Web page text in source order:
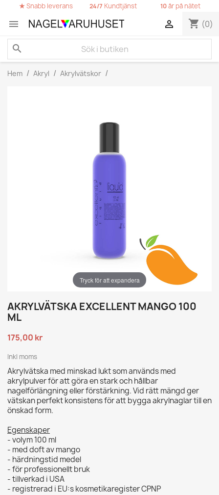
★Snabb leverans 24/7 Kundtjänst 10år på nätet
 shopping_cart (0)

search
Hem Akryl Akrylvätskor
Tryck för att expandera
AKRYLVÄTSKA EXCELLENT MANGO 100
ML
175,00 kr
Inkl moms
Akrylvätska med minskad lukt som används med
akrylpulver för att göra en stark och hållbar
nagelförlängning eller förstärkning. Vid rätt mängd ger
vätskan perfekt konsistens för att bygga akrylnaglar till en
önskad form.
Egenskaper
- volym 100 ml
- med doft av mango
- härdningstid medel
- för professionellt bruk
- tillverkad i USA
- registrerad i EU:s kosmetikaregister CPNP